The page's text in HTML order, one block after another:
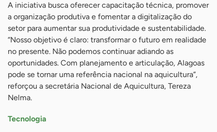
A iniciativa busca oferecer capacitação técnica, promover
a organização produtiva e fomentar a digitalização do
setor para aumentar sua produtividade e sustentabilidade.
“Nosso objetivo é claro: transformar o futuro em realidade
no presente. Não podemos continuar adiando as
oportunidades. Com planejamento e articulação, Alagoas
pode se tornar uma referência nacional na aquicultura”,
reforçou a secretária Nacional de Aquicultura, Tereza
Nelma.
Tecnologia